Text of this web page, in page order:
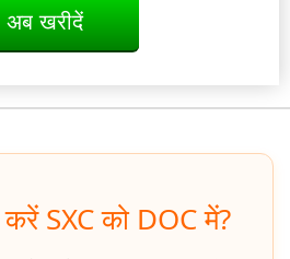
अब खरीदें
SXC को DOC में?